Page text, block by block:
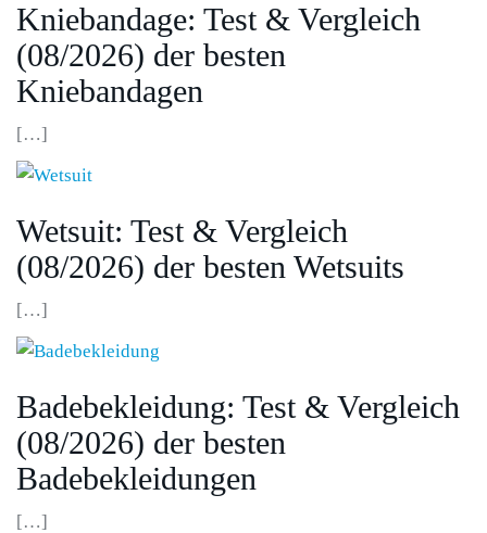
Kniebandage: Test & Vergleich
(08/2026) der besten
Kniebandagen
[…]
Wetsuit: Test & Vergleich
(08/2026) der besten Wetsuits
[…]
Badebekleidung: Test & Vergleich
(08/2026) der besten
Badebekleidungen
[…]